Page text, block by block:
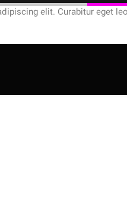
elit. Curabitur eget